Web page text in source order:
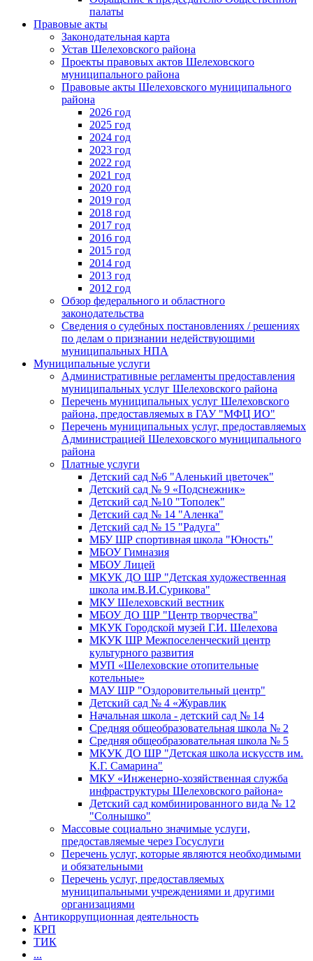
палаты
Правовые акты
Законодательная карта
Устав Шелеховского района
Проекты правовых актов Шелеховского
муниципального района
Правовые акты Шелеховского муниципального
района
2026 год
2025 год
2024 год
2023 год
2022 год
2021 год
2020 год
2019 год
2018 год
2017 год
2016 год
2015 год
2014 год
2013 год
2012 год
Обзор федерального и областного
законодательства
Сведения о судебных постановлениях / решениях
по делам о признании недействующими
муниципальных НПА
Муниципальные услуги
Административные регламенты предоставления
муниципальных услуг Шелеховского района
Перечень муниципальных услуг Шелеховского
района, предоставляемых в ГАУ "МФЦ ИО"
Перечень муниципальных услуг, предоставляемых
Администрацией Шелеховского муниципального
района
Платные услуги
Детский сад №6 "Аленький цветочек"
Детский сад № 9 «Подснежник»
Детский сад №10 "Тополек"
Детский сад № 14 "Аленка"
Детский сад № 15 "Радуга"
МБУ ШР спортивная школа "Юность"
МБОУ Гимназия
МБОУ Лицей
МКУК ДО ШР "Детская художественная
школа им.В.И.Сурикова"
МКУ Шелеховский вестник
МБОУ ДО ШР "Центр творчества"
МКУК Городской музей Г.И. Шелехова
МКУК ШР Межпоселенческий центр
культурного развития
МУП «Шелеховские отопительные
котельные»
МАУ ШР "Оздоровительный центр"
Детский сад № 4 «Журавлик
Начальная школа - детский сад № 14
Средняя общеобразовательная школа № 2
Средняя общеобразовательная школа № 5
МКУК ДО ШР "Детская школа искусств им.
К.Г. Самарина"
МКУ «Инженерно-хозяйственная служба
инфраструктуры Шелеховского района»
Детский сад комбинированного вида № 12
"Солнышко"
Массовые социально значимые услуги,
предоставляемые через Госуслуги
Перечень услуг, которые являются необходимыми
и обязательными
Перечень услуг, предоставляемых
муниципальными учреждениями и другими
организациями
Антикоррупционная деятельность
КРП
ТИК
...